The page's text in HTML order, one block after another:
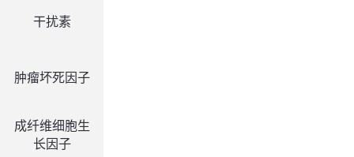
干扰素
肿瘤坏死因子
成纤维细胞生
长因子